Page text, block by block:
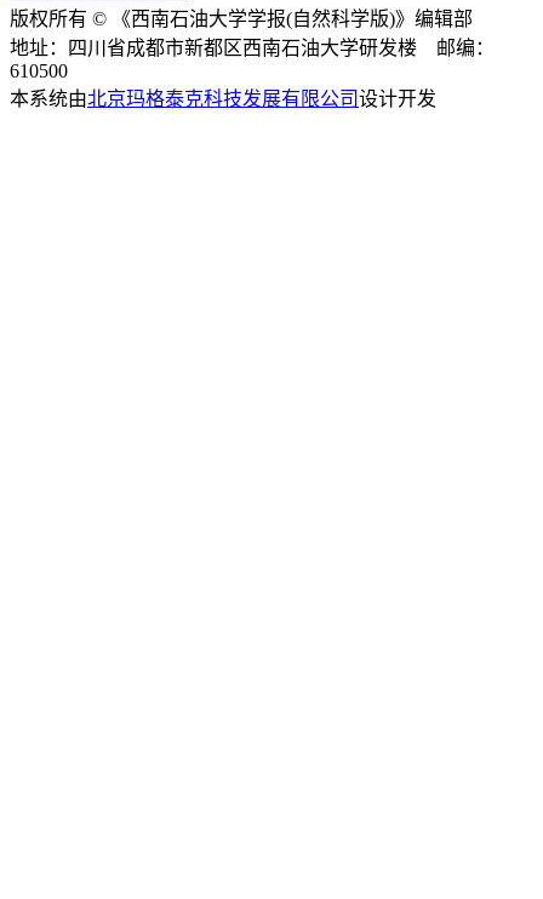
版权所有 © 《西南石油大学学报(自然科学版)》编辑部
地址：四川省成都市新都区西南石油大学研发楼 邮编：
610500
本系统由北京玛格泰克科技发展有限公司设计开发